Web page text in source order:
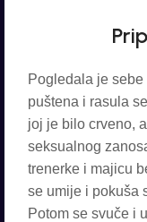
Pogledala je
puštena i rasula
joj je bilo crveno,
seksualnog
trenerke i majicu
se umije i pokuša
Potom se svuče i